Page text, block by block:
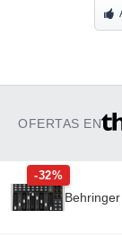
OFERTAS EN
-32%